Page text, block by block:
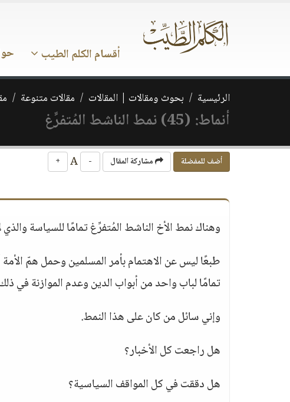
أقسام الكلم الطيب
الرئيسية بحوث ومقالات | المقالات مقالات متنوعة
أنماط: (45) نمط الناشط المُتفرِّغ
أضف للمفضلة مشاركة المقال -
+
وهناك نمط الأخ الناشط المُتفرِّغ تمامًا للسياسة والذي
طبعًا ليس عن الاهتمام بأمر المسلمين وحمل همّ
تمامًا لباب واحد من أبواب الدين وعدم الموازنة في
وإني سائل من كان على هذا النمط.
هل راجعت كل الأخبار؟
هل دققت في كل المواقف السياسية؟